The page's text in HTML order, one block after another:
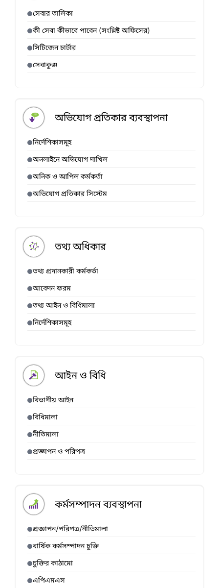
সেবার তালিকা
কী সেবা কীভাবে পাবেন (সংশ্লিষ্ট অফিসের)
সিটিজেন চার্টার
সেবাকুঞ্জ
অভিযোগ প্রতিকার ব্যবস্থাপনা
নির্দেশিকাসমূহ
অনলাইনে অভিযোগ দাখিল
অনিক ও আপিল কর্মকর্তা
অভিযোগ প্রতিকার সিস্টেম
তথ্য অধিকার
তথ্য প্রদানকারী কর্মকর্তা
আবেদন ফরম
তথ্য আইন ও বিধিমালা
নির্দেশিকাসমূহ
আইন ও বিধি
বিভাগীয় আইন
বিধিমালা
নীতিমালা
প্রজ্ঞাপন ও পরিপত্র
কর্মসম্পাদন ব্যবস্থাপনা
প্রজ্ঞাপন/পরিপত্র/নীতিমালা
বার্ষিক কর্মসম্পাদন চুক্তি
চুক্তির কাঠামো
এপিএমএস